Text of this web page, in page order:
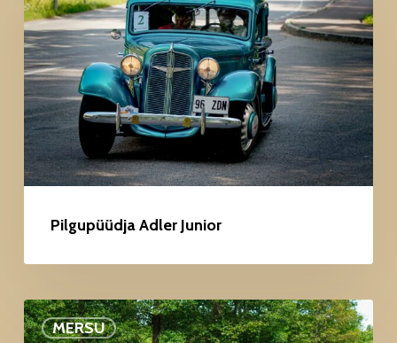
Junior
Pilgupüüdja Adler Junior
MERSU
Ringiga